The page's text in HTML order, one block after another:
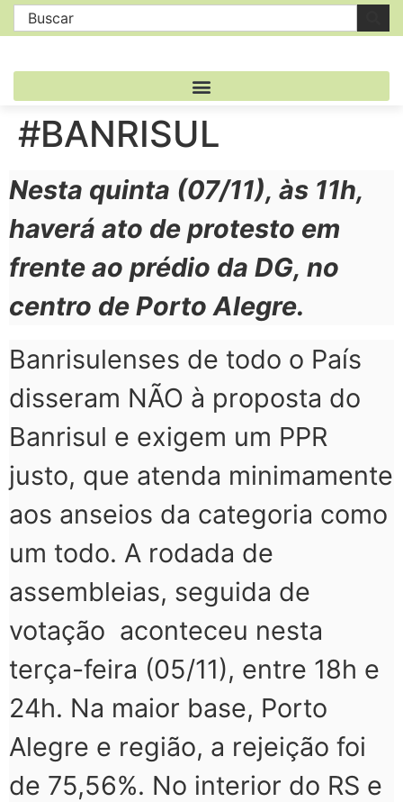
#BANRISUL
Nesta quinta (07/11), às 11h,
haverá ato de protesto em
frente ao prédio da DG, no
centro de Porto Alegre.
Banrisulenses de todo o País
disseram NÃO à proposta do
Banrisul e exigem um PPR
justo, que atenda minimamente
aos anseios da categoria como
um todo. A rodada de
assembleias, seguida de
votação aconteceu nesta
terça-feira (05/11), entre 18h e
24h. Na maior base, Porto
Alegre e região, a rejeição foi
de 75,56%. No interior do RS e